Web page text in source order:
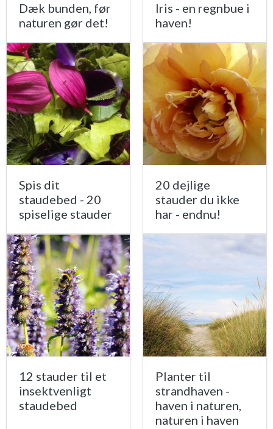
Dæk bunden, før
naturen gør det!
Iris - en regnbue i
haven!
Spis dit
staudebed - 20
spiselige stauder
20 dejlige
stauder du ikke
har - endnu!
12 stauder til et
insektvenligt
staudebed
Planter til
strandhaven -
haven i naturen,
naturen i haven